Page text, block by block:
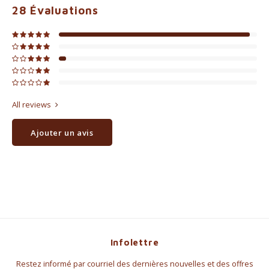
28 Évaluations
All reviews
Ajouter un avis
Infolettre
Restez informé par courriel des dernières nouvelles et des offres